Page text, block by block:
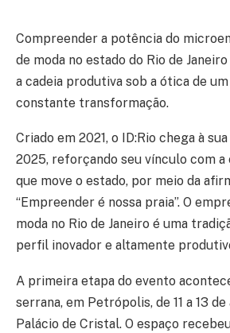
Compreender a potência do
de moda no estado do Rio de
a cadeia produtiva sob a ótica de
constante transformação.
Criado em 2021, o ID:Rio chega à
2025, reforçando seu vínculo com
que move o estado, por meio da
“Empreender é nossa praia”. O
moda no Rio de Janeiro é uma
perfil inovador e altamente
A primeira etapa do evento
serrana, em Petrópolis, de 11 a 13
Palácio de Cristal. O espaço